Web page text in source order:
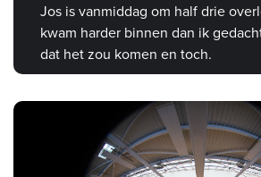
Jos is vanmiddag om half drie
kwam harder binnen dan ik
dat het zou komen en toch.